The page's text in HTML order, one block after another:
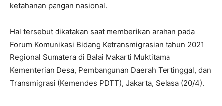
ketahanan pangan nasional.
Hal tersebut dikatakan saat memberikan arahan pada
Forum Komunikasi Bidang Ketransmigrasian tahun 2021
Regional Sumatera di Balai Makarti Muktitama
Kementerian Desa, Pembangunan Daerah Tertinggal, dan
Transmigrasi (Kemendes PDTT), Jakarta, Selasa (20/4).